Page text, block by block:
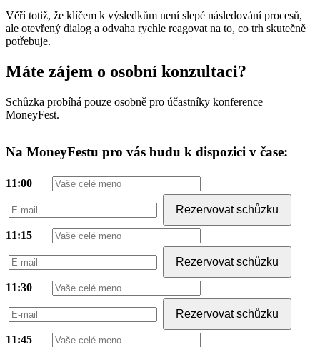
Věří totiž, že klíčem k výsledkům není slepé následování procesů,
ale otevřený dialog a odvaha rychle reagovat na to, co trh skutečně
potřebuje.
Máte zájem o osobní konzultaci?
Schůzka probíhá pouze osobně pro účastníky konference
MoneyFest.
Na MoneyFestu pro vás budu k dispozici v čase:
11:00
Rezervovat schůzku
11:15
Rezervovat schůzku
11:30
Rezervovat schůzku
11:45